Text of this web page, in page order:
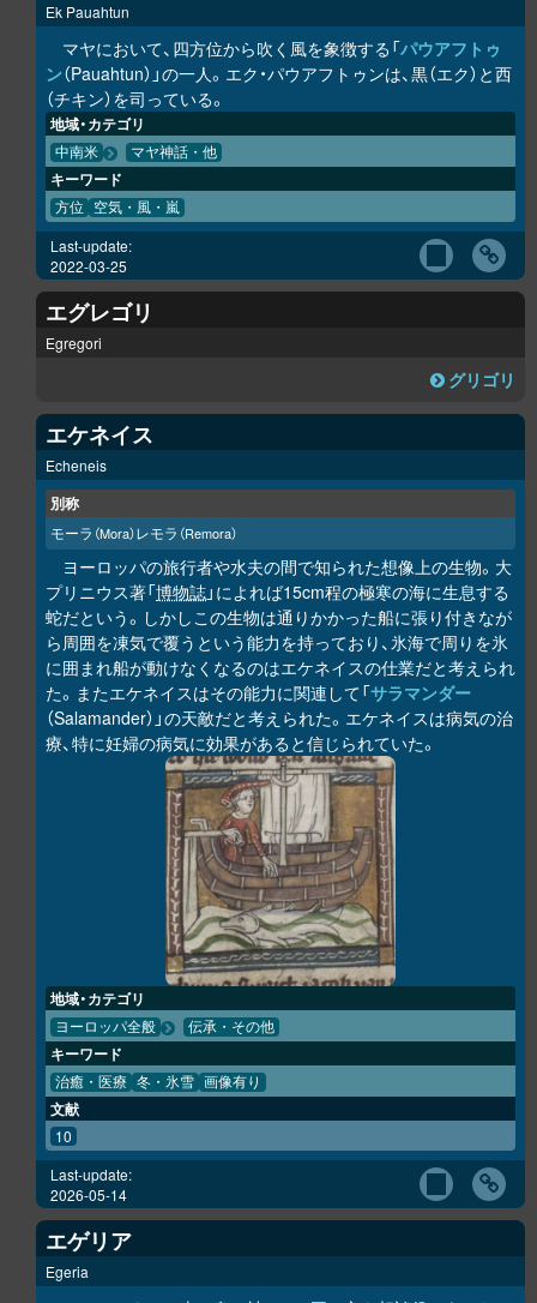
Ek Pauahtun
マヤにおいて、四方位から吹く風を象徴する「パウアフトゥ
ン（Pauahtun）」の一人。エク・パウアフトゥンは、黒（エク）と西
（チキン）を司っている。
地域・カテゴリ
中南米 マヤ神話・他
キーワード
方位 空気・風・嵐
Last-update:
2022-03-25
エグレゴリ
Egregori
グリゴリ
エケネイス
Echeneis
別称
モーラ （Mora）レモラ （Remora）
ヨーロッパの旅行者や水夫の間で知られた想像上の生物。大
プリニウス著「博物誌」によれば15cm程の極寒の海に生息する
蛇だという。しかしこの生物は通りかかった船に張り付きなが
ら周囲を凍気で覆うという能力を持っており、氷海で周りを氷
に囲まれ船が動けなくなるのはエケネイスの仕業だと考えられ
た。またエケネイスはその能力に関連して「サラマンダー
（Salamander）」の天敵だと考えられた。エケネイスは病気の治
療、特に妊婦の病気に効果があると信じられていた。
地域・カテゴリ
ヨーロッパ全般 伝承・その他
キーワード
治癒・医療 冬・氷雪 画像有り
文献
10
Last-update:
2026-05-14
エゲリア
Egeria